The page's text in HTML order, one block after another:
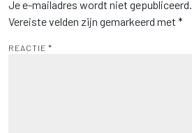
Je e-mailadres wordt niet gepubliceerd.
Vereiste velden zijn gemarkeerd met *
REACTIE *